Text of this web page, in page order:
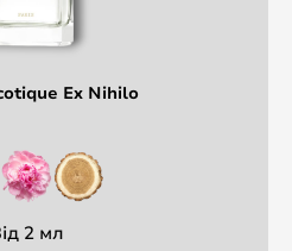
Ex Nihilo
2 мл